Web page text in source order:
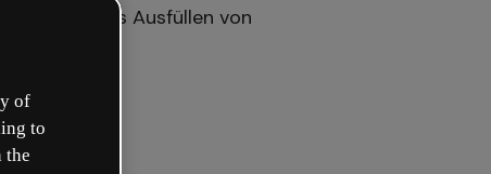
noch das Ausfüllen von
of
to
the